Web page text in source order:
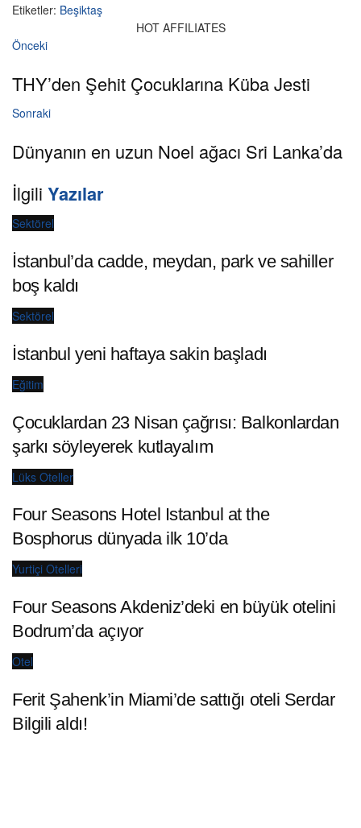
Etiketler: Beşiktaş
HOT AFFILIATES
Önceki
THY’den Şehit Çocuklarına Küba Jesti
Sonraki
Dünyanın en uzun Noel ağacı Sri Lanka’da
İlgili Yazılar
Sektörel
İstanbul’da cadde, meydan, park ve sahiller
boş kaldı
Sektörel
İstanbul yeni haftaya sakin başladı
Eğitim
Çocuklardan 23 Nisan çağrısı: Balkonlardan
şarkı söyleyerek kutlayalım
Lüks Oteller
Four Seasons Hotel Istanbul at the
Bosphorus dünyada ilk 10’da
Yurtiçi Otelleri
Four Seasons Akdeniz’deki en büyük otelini
Bodrum’da açıyor
Otel
Ferit Şahenk’in Miami’de sattığı oteli Serdar
Bilgili aldı!